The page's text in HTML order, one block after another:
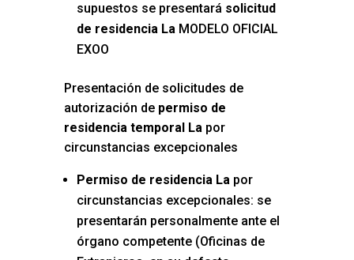
supuestos se presentará solicitud
de residencia LaMODELO OFICIAL
EXOO
Presentación de solicitudes de
autorización depermiso de
residencia temporal La por
circunstancias excepcionales
Permiso de residencia Lapor
circunstancias excepcionales: se
presentarán personalmente ante el
órgano competente (Oficinas de